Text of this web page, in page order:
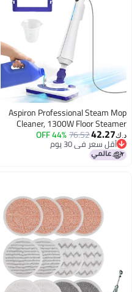
Aspiron Professional Steam
Cleaner, 1300W Floor
with Detergent Chamber,
Heat Up, Lightweight
Cleaning with 2 Washable
76.52
44% OFF
سعر في 30 يوم
سعر في 30 يوم